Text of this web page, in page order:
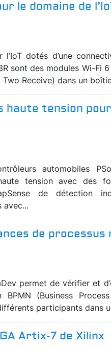
le domaine de
dotés d’une
sont des modules Wi-Fi
Receive) dans un
haute tension
automobiles
tension avec des
de détection
avec...
de processus
permet de vérifier et
(Business
participants dans
Artix-7 de Xilinx